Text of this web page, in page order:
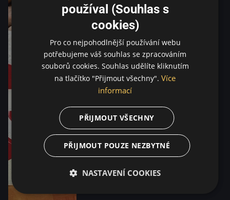
používal (Souhlas s
cookies)
Pro co nejpohodlnější používání webu
potřebujeme váš souhlas se zpracováním
souborů cookies. Souhlas udělíte kliknutím
na tlačítko "Přijmout všechny". Více
informací
PŘIJMOUT VŠECHNY
PŘIJMOUT POUZE NEZBYTNÉ
NASTAVENÍ COOKIES